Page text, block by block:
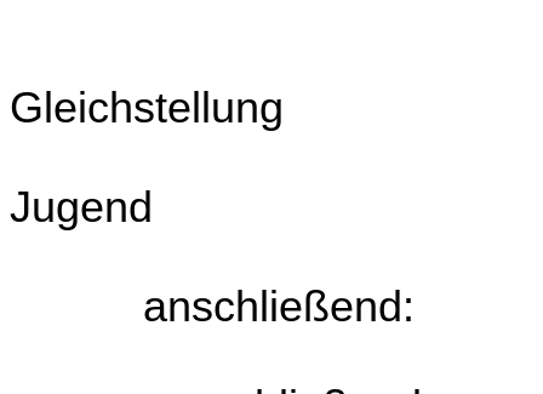
Gleichstellung
Jugend